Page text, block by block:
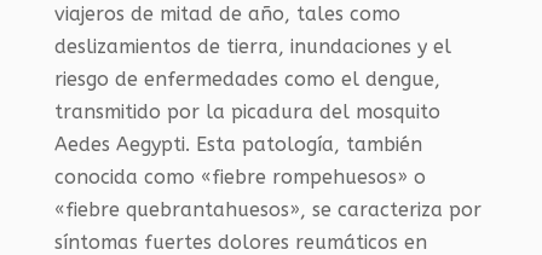
viajeros de mitad de año, tales como
deslizamientos de tierra, inundaciones y el
riesgo de enfermedades como el dengue,
transmitido por la picadura del mosquito
Aedes Aegypti. Esta patología, también
conocida como «fiebre rompehuesos» o
«fiebre quebrantahuesos», se caracteriza por
síntomas fuertes dolores reumáticos en